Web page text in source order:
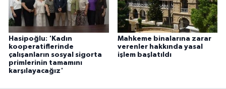
Hasipoğlu: 'Kadın
kooperatiflerinde
çalışanların sosyal sigorta
primlerinin tamamını
karşılayacağız'
Mahkeme binalarına zarar
verenler hakkında yasal
işlem başlatıldı